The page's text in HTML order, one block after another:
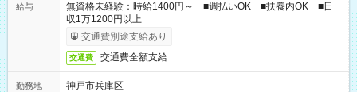
給与
無資格未経験：時給1400円～ ■週払いOK ■扶養内OK ■日
収1万1200円以上
交通費別途支給あり
交通費 交通費全額支給
勤務地
神戸市兵庫区